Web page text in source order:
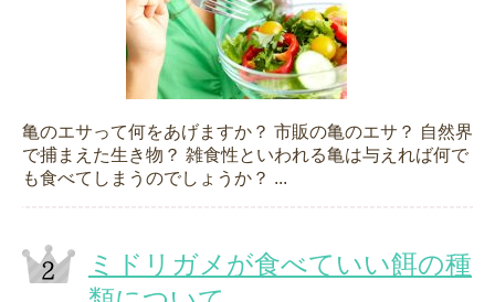
亀のエサって何をあげますか？ 市販の亀のエサ？ 自然界
で捕まえた生き物？ 雑食性といわれる亀は与えれば何で
も食べてしまうのでしょうか？ ...
ミドリガメが食べていい餌の種